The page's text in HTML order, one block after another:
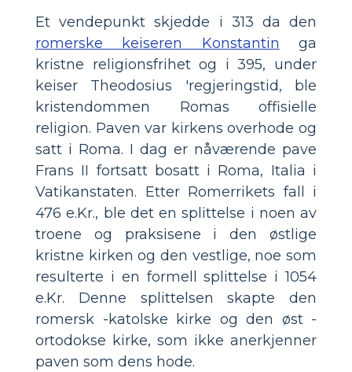
Et vendepunkt skjedde i 313 da den
romerske keiseren Konstantin ga
kristne religionsfrihet og i 395, under
keiser Theodosius 'regjeringstid, ble
kristendommen Romas offisielle
religion. Paven var kirkens overhode og
satt i Roma. I dag er nåværende pave
Frans II fortsatt bosatt i Roma, Italia i
Vatikanstaten. Etter Romerrikets fall i
476 e.Kr., ble det en splittelse i noen av
troene og praksisene i den østlige
kristne kirken og den vestlige, noe som
resulterte i en formell splittelse i 1054
e.Kr. Denne splittelsen skapte den
romersk -katolske kirke og den øst -
ortodokse kirke, som ikke anerkjenner
paven som dens hode.